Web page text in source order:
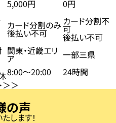
5,000円
0円
カード分割のみ
後払い不可
カード分割不
可
後払い不可
関東・近畿エリ
ア
一部三県
8:00〜20:00
24時間
の声
します！